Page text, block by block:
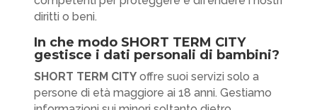
diritti o beni.
In che modo SHORT TERM CITY
gestisce i dati personali di bambini?
SHORT TERM CITYoffre suoi servizi solo a
persone di età maggiore ai 18 anni. Gestiamo